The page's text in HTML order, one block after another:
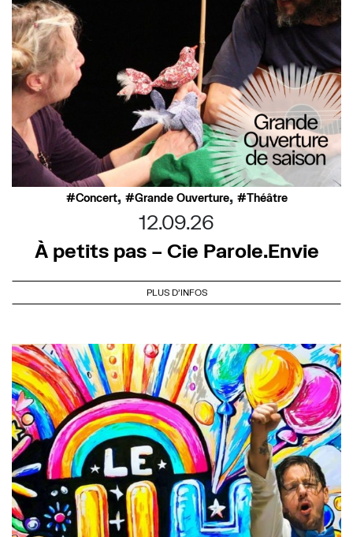
Concert, Grande Ouverture, Théâtre
12.09.26
À petits pas – Cie Parole.Envie
PLUS D'INFOS